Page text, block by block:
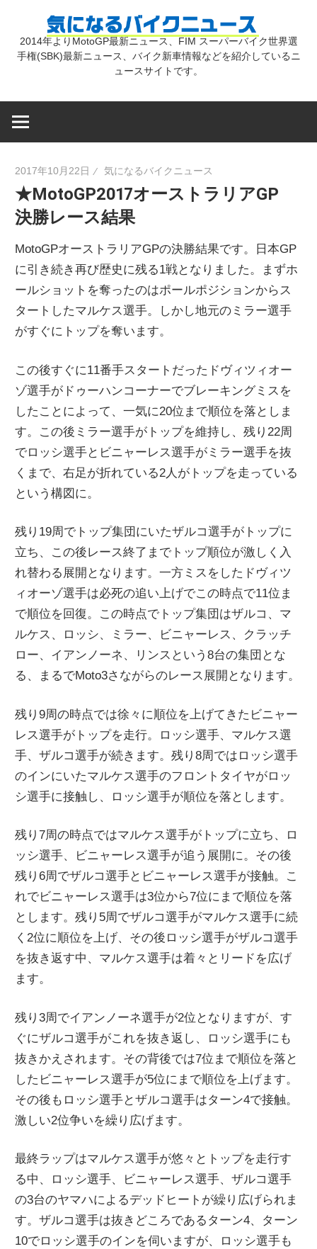
気
バ
イ
ク
ュ
ー
ス
2014年よりMotoGP最新ニュース、FIM スーパーバイク世界選
手権(SBK)最新ニュース、バイク新車情報などを紹介しているニ
ュースサイトです。
2017年10月22日 気になるバイクニュース
★MotoGP2017オーストラリアGP
決勝レース結果
MotoGPオーストラリアGPの決勝結果です。日本GP
に引き続き再び歴史に残る1戦となりました。まずホ
ールショットを奪ったのはポールポジションからス
タートしたマルケス選手。しかし地元のミラー選手
がすぐにトップを奪います。
この後すぐに11番手スタートだったドヴィツィオー
ゾ選手がドゥーハンコーナーでブレーキングミスを
したことによって、一気に20位まで順位を落としま
す。この後ミラー選手がトップを維持し、残り22周
でロッシ選手とビニャーレス選手がミラー選手を抜
くまで、右足が折れている2人がトップを走っている
という構図に。
残り19周でトップ集団にいたザルコ選手がトップに
立ち、この後レース終了までトップ順位が激しく入
れ替わる展開となります。一方ミスをしたドヴィツ
ィオーゾ選手は必死の追い上げでこの時点で11位ま
で順位を回復。この時点でトップ集団はザルコ、マ
ルケス、ロッシ、ミラー、ビニャーレス、クラッチ
ロー、イアンノーネ、リンスという8台の集団とな
る、まるでMoto3さながらのレース展開となります。
残り9周の時点では徐々に順位を上げてきたビニャー
レス選手がトップを走行。ロッシ選手、マルケス選
手、ザルコ選手が続きます。残り8周ではロッシ選手
のインにいたマルケス選手のフロントタイヤがロッ
シ選手に接触し、ロッシ選手が順位を落とします。
残り7周の時点ではマルケス選手がトップに立ち、ロ
ッシ選手、ビニャーレス選手が追う展開に。その後
残り6周でザルコ選手とビニャーレス選手が接触。こ
れでビニャーレス選手は3位から7位にまで順位を落
とします。残り5周でザルコ選手がマルケス選手に続
く2位に順位を上げ、その後ロッシ選手がザルコ選手
を抜き返す中、マルケス選手は着々とリードを広げ
ます。
残り3周でイアンノーネ選手が2位となりますが、す
ぐにザルコ選手がこれを抜き返し、ロッシ選手にも
抜きかえされます。その背後では7位まで順位を落と
したビニャーレス選手が5位にまで順位を上げます。
その後もロッシ選手とザルコ選手はターン4で接触。
激しい2位争いを繰り広げます。
最終ラップはマルケス選手が悠々とトップを走行す
る中、ロッシ選手、ビニャーレス選手、ザルコ選手
の3台のヤマハによるデッドヒートが繰り広げられま
す。ザルコ選手は抜きどころであるターン4、ターン
10でロッシ選手のインを伺いますが、ロッシ選手も